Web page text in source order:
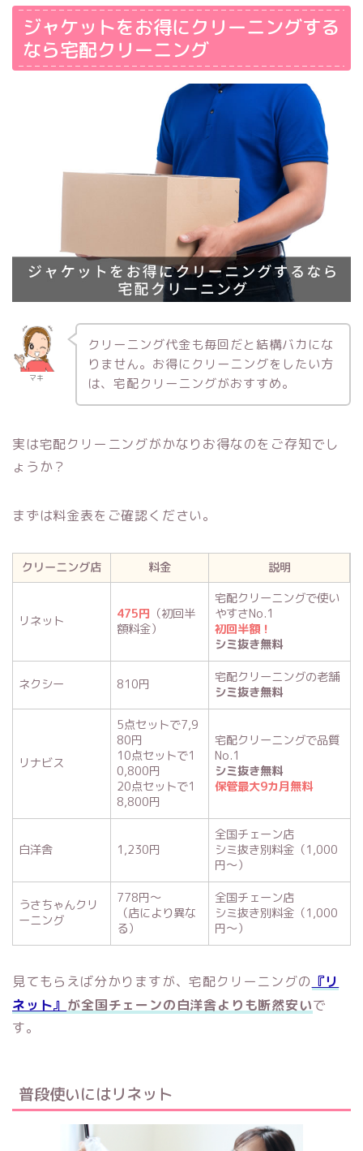
ジャケットをお得にクリーニングする
なら宅配クリーニング
マキ
クリーニング代金も毎回だと結構バカにな
りません。お得にクリーニングをしたい方
は、宅配クリーニングがおすすめ。
実は宅配クリーニングがかなりお得なのをご存知でし
ょうか？
まずは料金表をご確認ください。
クリーニング店 料金 説明
リネット 475円 （初回半
額料金）
宅配クリーニングで使い
やすさNo.1
初回半額！
シミ抜き無料
ネクシー 810円
宅配クリーニングの老舗
シミ抜き無料
リナビス
5点セットで7,9
80円
10点セットで1
0,800円
20点セットで1
8,800円
宅配クリーニングで品質
No.1
シミ抜き無料
保管最大9カ月無料
白洋舎 1,230円
全国チェーン店
シミ抜き別料金（1,000
円～）
うさちゃんクリ
ーニング
778円～
（店により異な
る）
全国チェーン店
シミ抜き別料金（1,000
円～）
見てもらえば分かりますが、宅配クリーニングの 『リ
ネット』 が全国チェーンの白洋舎よりも断然安いで
す。
普段使いにはリネット